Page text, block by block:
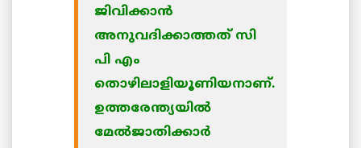
ജിവിക്കാന്‍
അനുവദിക്കാത്തത് സി
പി എം
തൊഴിലാളിയൂണിയനാണ്.
ഉത്തരേന്ത്യയില്‍
മേല്‍ജാതിക്കാര്‍